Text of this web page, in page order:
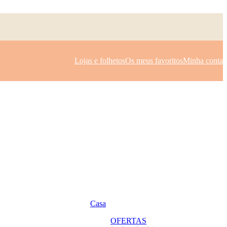
Lojas e folhetosOs meus favoritosMinha conta
Casa
OFERTAS